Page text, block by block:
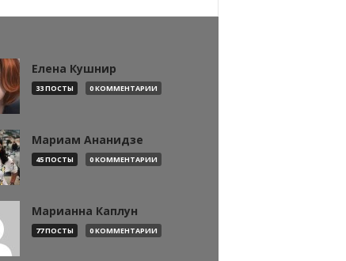
Елена Кушнир
33 ПОСТЫ 0 КОММЕНТАРИИ
Мариам Ананидзе
45 ПОСТЫ 0 КОММЕНТАРИИ
Марианна Каплун
77 ПОСТЫ 0 КОММЕНТАРИИ